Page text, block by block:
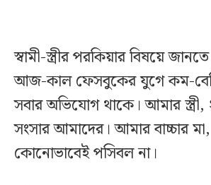
স্বামী-স্ত্রীর পরকিয়ার বিষয়ে
আজ-কাল ফেসবুকের যুগে কম-
সবার অভিযোগ থাকে। আমার
সংসার আমাদের। আমার বাচ্চার
কোনোভাবেই পসিবল না।